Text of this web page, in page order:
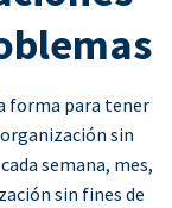
forma para tener
sin
semana, mes,
sin fines de